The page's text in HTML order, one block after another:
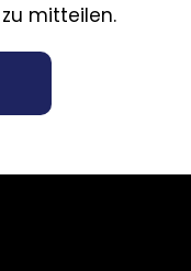
mitteilen.